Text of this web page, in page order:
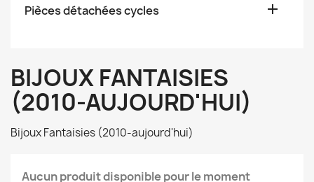
Pièces détachées cycles 
BIJOUX FANTAISIES
(2010-AUJOURD'HUI)
Bijoux Fantaisies (2010-aujourd'hui)
Aucun produit disponible pour le moment